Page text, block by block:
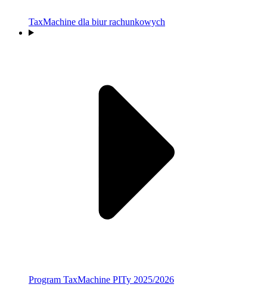
TaxMachine dla biur rachunkowych
Program TaxMachine PITy 2025/2026